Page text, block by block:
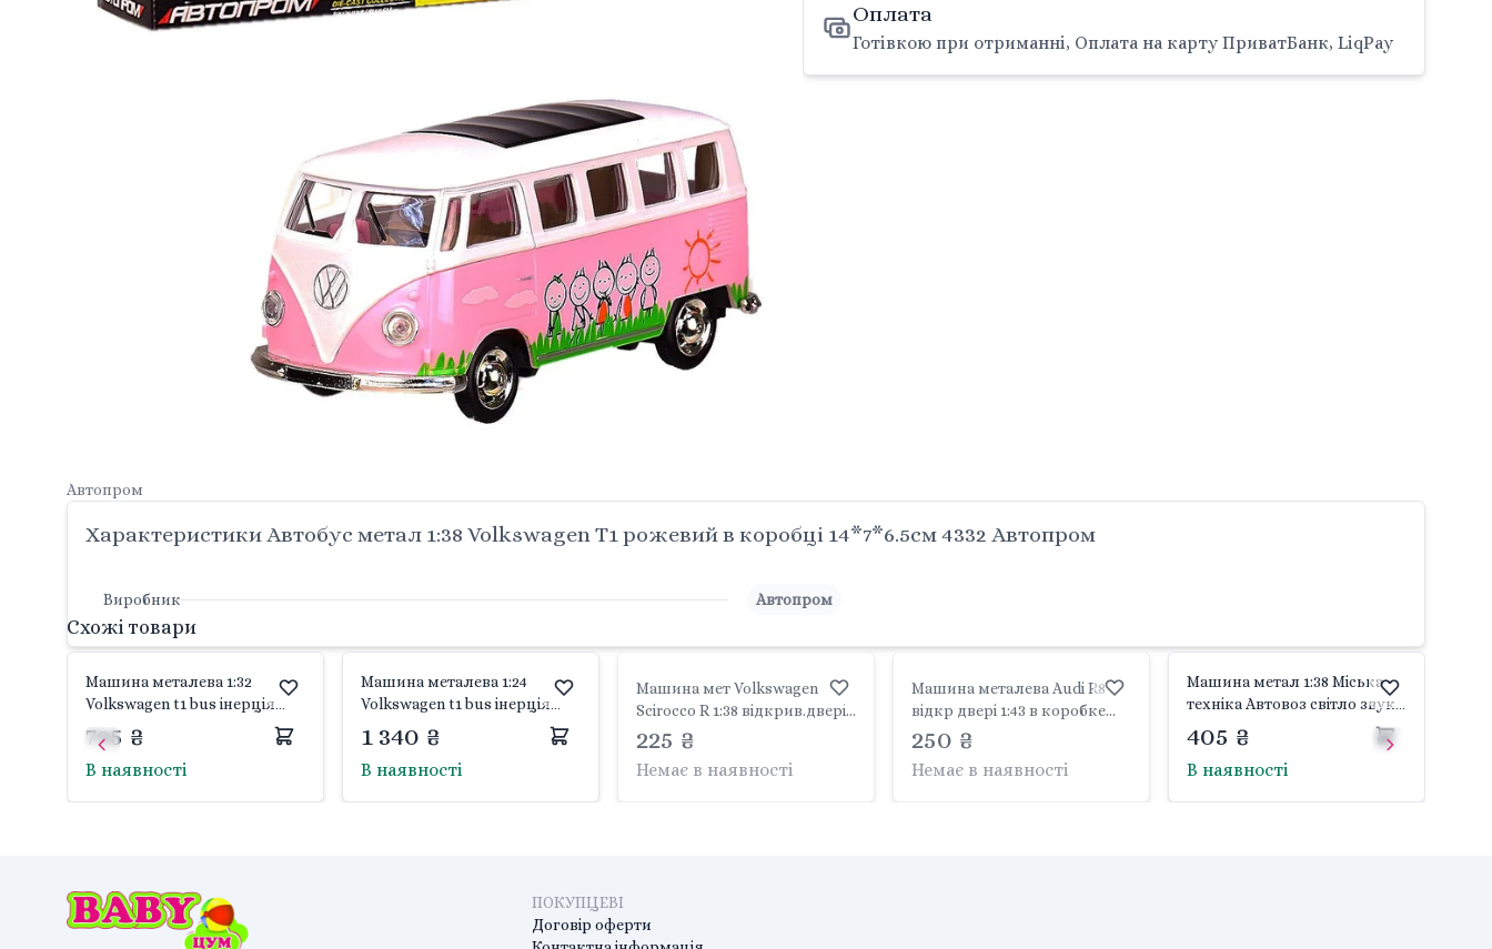
Автопром
Оплата
Готівкою при отриманні, Оплата на карту ПриватБанк, LiqPay
Характеристики Автобус метал 1:38 Volkswagen T1 рожевий в коробці 14*7*6.5cм 4332 Автопром
Виробник Автопром
Схожі товари
Машина металева 1:32
Volkswagen t1 bus інерція
звук світло відкрив двері в
коробці 39*10*11см AP74242
Автопром
795 ₴
В наявності
Машина металева 1:24
Volkswagen t1 bus інерція
музика світло відкрив
дверів коробці 29*12*16см
AP7751 Автопром
1 340 ₴
В наявності
Машина мет Volkswagen
Scirocco R 1:38 відкрив.двері
коробка 14,5*7*6,5см 4350
Автопром
225 ₴
Немає в наявності
Машина металева Audi R8
відкр двері 1:43 в коробке
14*7*6.5см 67333 Автопром
250 ₴
Немає в наявності
Машина метал 1:38 Міська
техніка Автовоз світло звук
у коробці 25,5*12*9см
AP7515D Автопром
405 ₴
В наявності
ПОКУПЦЕВІ
Договір оферти